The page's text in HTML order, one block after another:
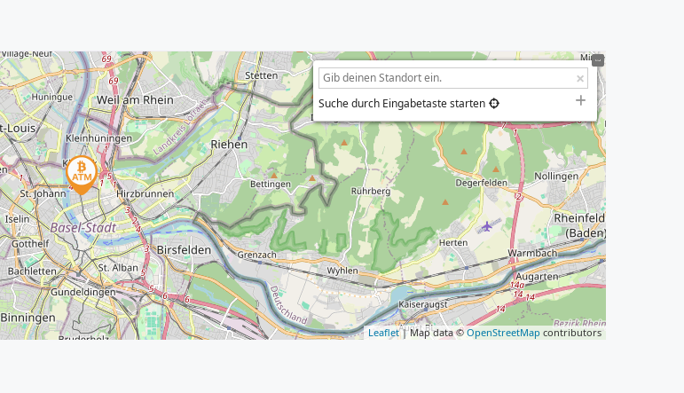
Suche durch Eingabetaste starten
Leaflet| Map data ©OpenStreetMap contributors